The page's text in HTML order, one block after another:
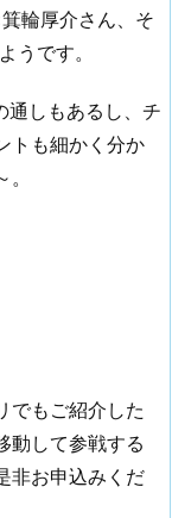
輪厚介さん、そ
うです。
通しもあるし、チ
トも細かく分か
でもご紹介した
動して参戦する
非お申込みくだ